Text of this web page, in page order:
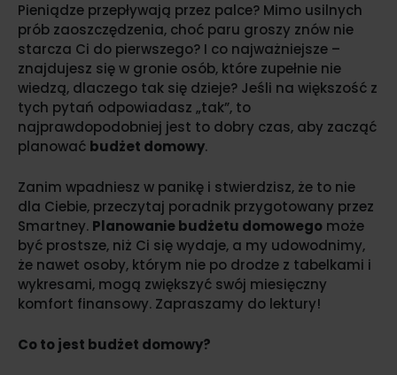
Pieniądze przepływają przez palce? Mimo usilnych
prób zaoszczędzenia, choć paru groszy znów nie
starcza Ci do pierwszego? I co najważniejsze –
znajdujesz się w gronie osób, które zupełnie nie
wiedzą, dlaczego tak się dzieje? Jeśli na większość z
tych pytań odpowiadasz „tak”, to
najprawdopodobniej jest to dobry czas, aby zacząć
planować budżet domowy.
Zanim wpadniesz w panikę i stwierdzisz, że to nie
dla Ciebie, przeczytaj poradnik przygotowany przez
Smartney. Planowanie budżetu domowego może
być prostsze, niż Ci się wydaje, a my udowodnimy,
że nawet osoby, którym nie po drodze z tabelkami i
wykresami, mogą zwiększyć swój miesięczny
komfort finansowy. Zapraszamy do lektury!
Co to jest budżet domowy?